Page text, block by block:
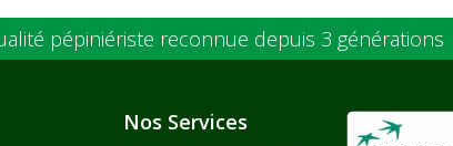
pépiniériste reconnue depuis 3 générations
Nos Services